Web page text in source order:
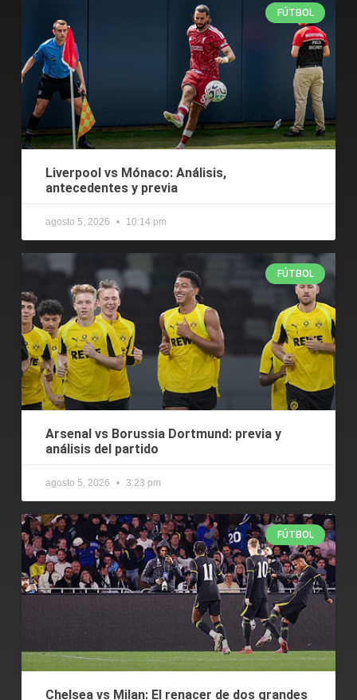
FÚTBOL
Liverpool vs Mónaco: Análisis,
antecedentes y previa
agosto 5, 2026 10:14 pm
FÚTBOL
Arsenal vs Borussia Dortmund: previa y
análisis del partido
agosto 5, 2026 3:23 pm
FÚTBOL
Chelsea vs Milan: El renacer de dos grandes